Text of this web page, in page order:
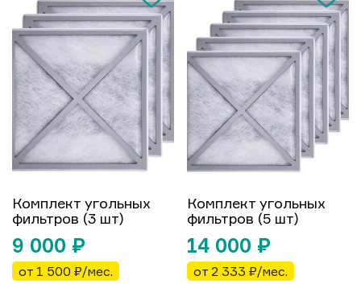
Комплект угольных
фильтров (3 шт)
9 000 ₽
от 1 500 ₽/мес.
Комплект угольных
фильтров (5 шт)
14 000 ₽
от 2 333 ₽/мес.